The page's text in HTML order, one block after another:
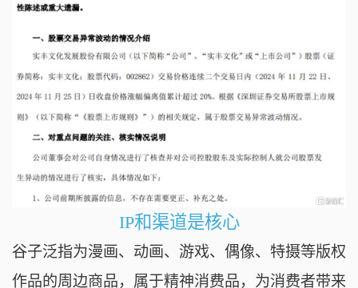
IP和渠道是核心
谷子泛指为漫画、动画、游戏、偶像、特摄等版权
作品的周边商品，属于精神消费品，为消费者带来